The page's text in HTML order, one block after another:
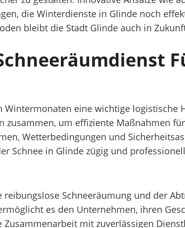
die Winterdienste in Glinde noch
bleibt die Stadt Glinde auch in
eine wichtige logistische
um effiziente Maßnahmen
Wetterbedingungen und
Schnee in Glinde zügig und
Schneeräumung und der
es den Unternehmen, ihren
mit zuverlässigen